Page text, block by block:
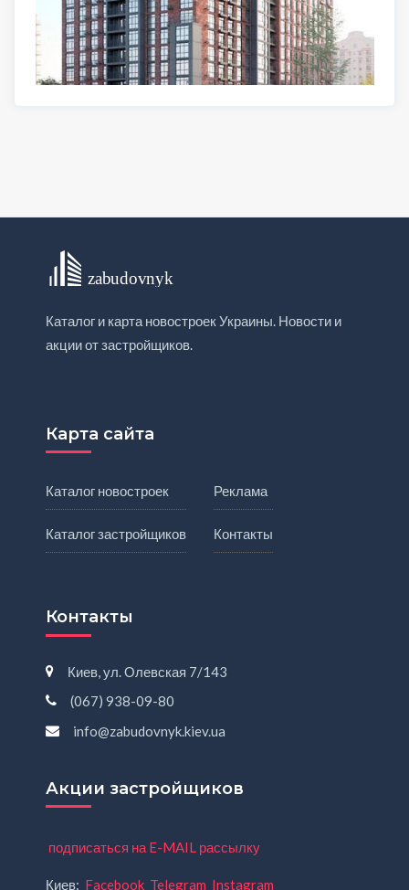
Каталог и карта новостроек Украины. Новости и
акции от застройщиков.
Карта сайта
Каталог новостроек
Каталог застройщиков
Реклама
Контакты
Контакты
Киев, ул. Олевская 7/143
(067) 938-09-80
info@zabudovnyk.kiev.ua
Акции застройщиков
подписаться на E-MAIL рассылку
Киев: Facebook Telegram Instagram